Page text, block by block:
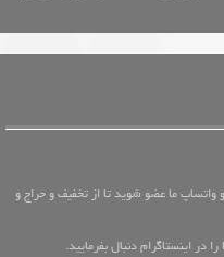
ما عضو شوید تا از تخفیف و حراج و
اینستاگرام دنبال بفرمایید.